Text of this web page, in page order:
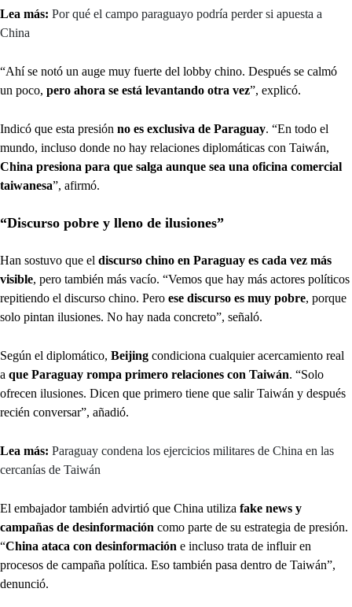
Lea más: Por qué el campo paraguayo podría perder si apuesta a
China
“Ahí se notó un auge muy fuerte del lobby chino. Después se calmó
un poco, pero ahora se está levantando otra vez”, explicó.
Indicó que esta presión no es exclusiva de Paraguay. “En todo el
mundo, incluso donde no hay relaciones diplomáticas con Taiwán,
China presiona para que salga aunque sea una oficina comercial
taiwanesa”, afirmó.
“Discurso pobre y lleno de ilusiones”
Han sostuvo que el discurso chino en Paraguay es cada vez más
visible, pero también más vacío. “Vemos que hay más actores políticos
repitiendo el discurso chino. Pero ese discurso es muy pobre, porque
solo pintan ilusiones. No hay nada concreto”, señaló.
Según el diplomático, Beijing condiciona cualquier acercamiento real
a que Paraguay rompa primero relaciones con Taiwán. “Solo
ofrecen ilusiones. Dicen que primero tiene que salir Taiwán y después
recién conversar”, añadió.
Lea más: Paraguay condena los ejercicios militares de China en las
cercanías de Taiwán
El embajador también advirtió que China utiliza fake news y
campañas de desinformación como parte de su estrategia de presión.
“China ataca con desinformación e incluso trata de influir en
procesos de campaña política. Eso también pasa dentro de Taiwán”,
denunció.